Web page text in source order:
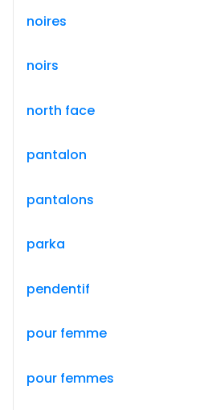
noires
noirs
north face
pantalon
pantalons
parka
pendentif
pour femme
pour femmes